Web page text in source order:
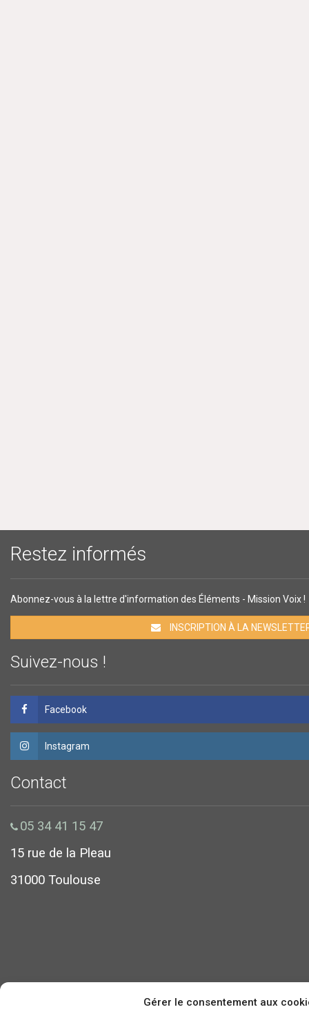
Gérer le consentement aux
Restez informés
Abonnez-vous à la lettre d'information des Éléments - Mission Voix !
INSCRIPTION À LA
Suivez-nous !
Facebook
Instagram
Contact
05 34 41 15 47
15 rue de la Pleau
31000 Toulouse